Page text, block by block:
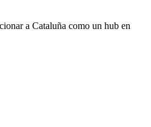
a Cataluña como un hub en